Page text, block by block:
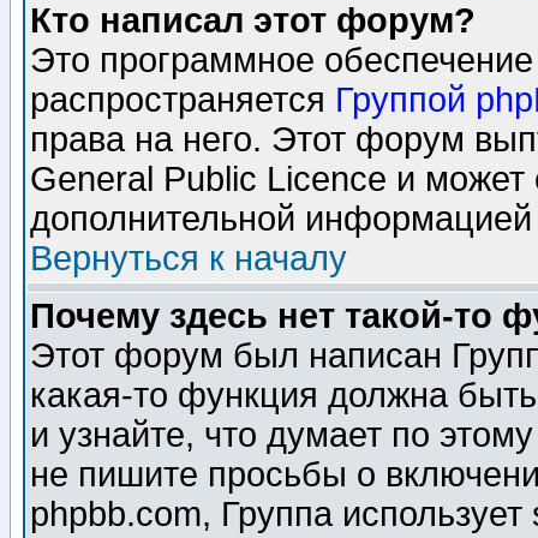
Кто написал этот форум?
Это программное
распространяется Группой
права на него. Этот форум
General Public Licence и может
дополнительной
Вернуться к началу
Почему здесь нет такой-то
Этот форум был написан
какая-то функция должна
и узнайте, что думает по
не пишите просьбы о
phpbb.com, Группа